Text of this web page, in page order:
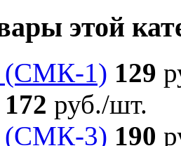
этой
(СМК-1) 129
172 руб./шт.
(СМК-3) 190